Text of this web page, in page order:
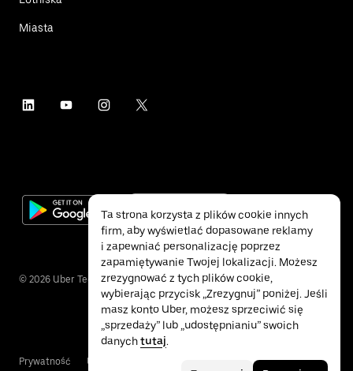
Miasta
© 2026 Uber Technologies Inc.
Prywatność Ułatwienia dostępu
Ta strona korzysta z plików cookie innych
firm, aby wyświetlać dopasowane reklamy
i zapewniać personalizację poprzez
zapamiętywanie Twojej lokalizacji. Możesz
zrezygnować z tych plików cookie,
wybierając przycisk „Zrezygnuj” poniżej. Jeśli
masz konto Uber, możesz sprzeciwić się
„sprzedaży” lub „udostępnianiu” swoich
danychtutaj.